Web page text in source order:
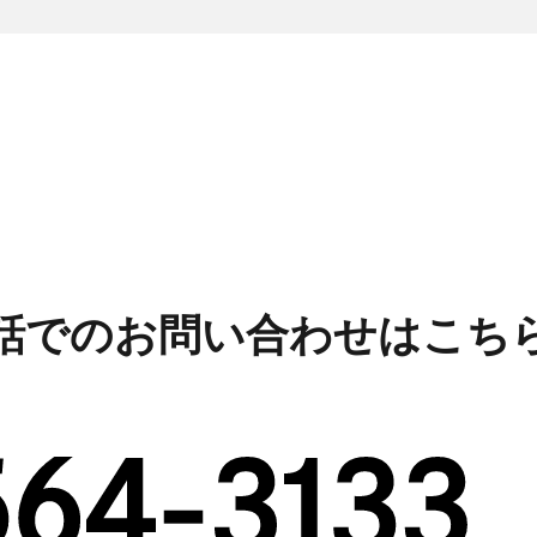
でのお問い合わせはこち